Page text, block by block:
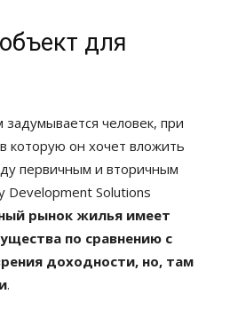
для
человек, при
которую он хочет вложить
первичным и вторичным
Development Solutions
рынок жилья имеет
по сравнению с
доходности, но, там
.